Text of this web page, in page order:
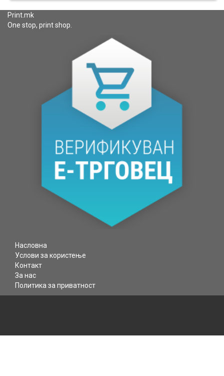
Print.mk
One stop, print shop.
Насловна
Услови за користење
Контакт
За нас
Политика за приватност